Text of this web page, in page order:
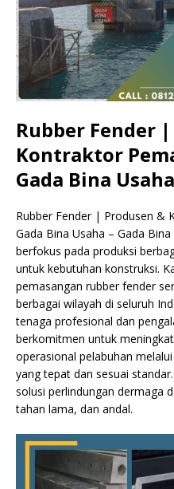
Rubber Fender
Kontraktor
Gada Bina Usaha
Rubber Fender | Produsen &
Gada Bina Usaha – Gada
berfokus pada produksi
untuk kebutuhan konstruksi.
pemasangan rubber fender
berbagai wilayah di seluruh
tenaga profesional dan
berkomitmen untuk
operasional pelabuhan
yang tepat dan sesuai
solusi perlindungan dermaga
tahan lama, dan andal.